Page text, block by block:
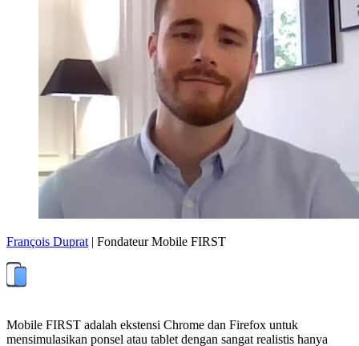
François Duprat | Fondateur Mobile FIRST
Mobile FIRST adalah ekstensi Chrome dan Firefox untuk
mensimulasikan ponsel atau tablet dengan sangat realistis hanya